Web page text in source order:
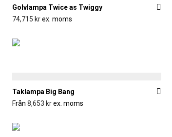
Golvlampa Twice as Twiggy
74,715 krex. moms
Taklampa Big Bang
Från 8,653 krex. moms